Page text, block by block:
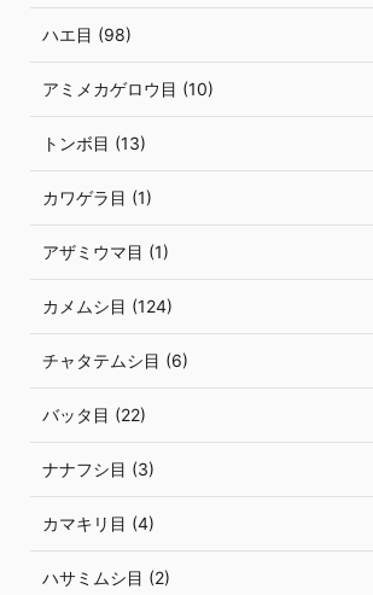
ハエ目 (98)
アミメカゲロウ目 (10)
トンボ目 (13)
カワゲラ目 (1)
アザミウマ目 (1)
カメムシ目 (124)
チャタテムシ目 (6)
バッタ目 (22)
ナナフシ目 (3)
カマキリ目 (4)
ハサミムシ目 (2)